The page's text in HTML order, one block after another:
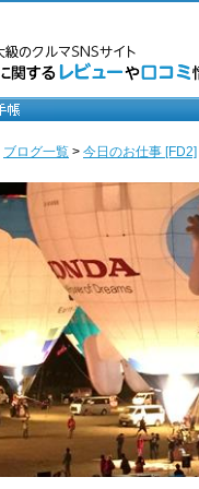
ブログ一覧 > 今日のお仕事 [FD2]